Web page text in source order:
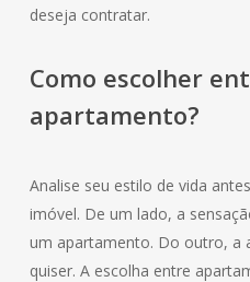
deseja contratar.
Como escolher
apartamento?
Analise seu estilo de vida
imóvel. De um lado, a
um apartamento. Do outro, a
quiser. A escolha entre